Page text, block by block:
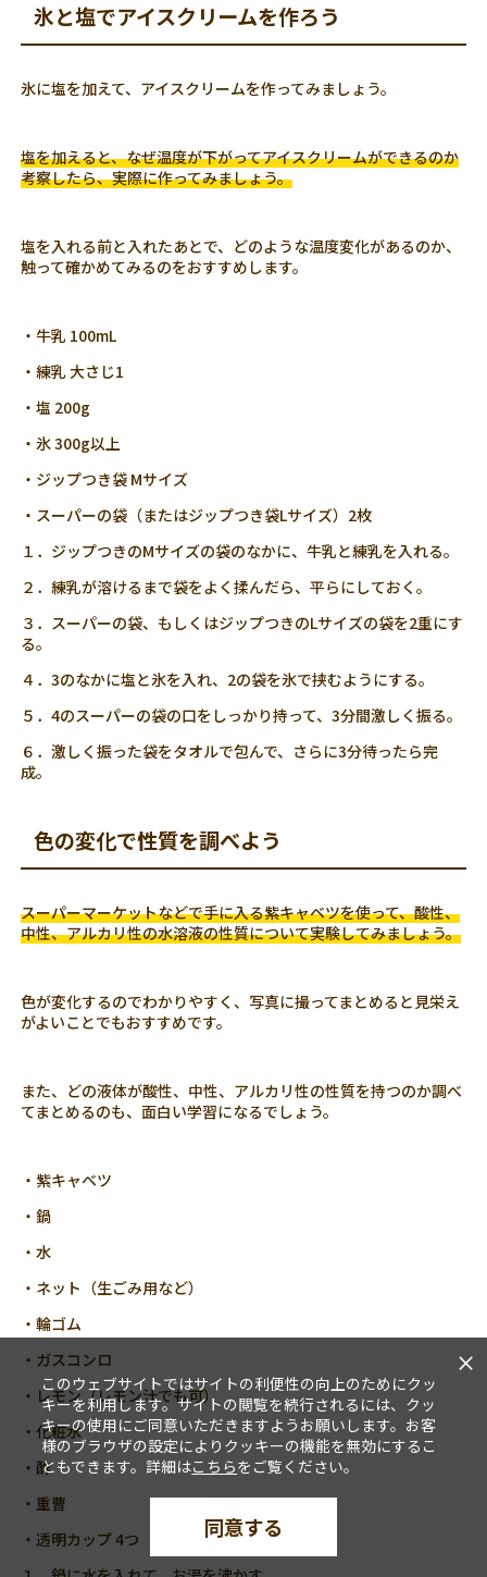
氷と塩でアイスクリームを作ろう
氷に塩を加えて、アイスクリームを作ってみましょう。
塩を加えると、なぜ温度が下がってアイスクリームができるのか
考察したら、実際に作ってみましょう。
塩を入れる前と入れたあとで、どのような温度変化があるのか、
触って確かめてみるのをおすすめします。
・牛乳 100mL
・練乳 大さじ1
・塩 200g
・氷 300g以上
・ジップつき袋 Mサイズ
・スーパーの袋（またはジップつき袋Lサイズ）2枚
１．ジップつきのMサイズの袋のなかに、牛乳と練乳を入れる。
２．練乳が溶けるまで袋をよく揉んだら、平らにしておく。
３．スーパーの袋、もしくはジップつきのLサイズの袋を2重にす
る。
４．3のなかに塩と氷を入れ、2の袋を氷で挟むようにする。
５．4のスーパーの袋の口をしっかり持って、3分間激しく振る。
６．激しく振った袋をタオルで包んで、さらに3分待ったら完
成。
色の変化で性質を調べよう
スーパーマーケットなどで手に入る紫キャベツを使って、酸性、
中性、アルカリ性の水溶液の性質について実験してみましょう。
色が変化するのでわかりやすく、写真に撮ってまとめると見栄え
がよいことでもおすすめです。
また、どの液体が酸性、中性、アルカリ性の性質を持つのか調べ
てまとめるのも、面白い学習になるでしょう。
・紫キャベツ
・鍋
・水
・ネット（生ごみ用など）
・輪ゴム
・ガスコンロ
・レモン（レモン汁でも可）
・化粧水
・酢
・重曹
・透明カップ 4つ
×
このウェブサイトではサイトの利便性の向上のためにクッ
キーを利用します。サイトの閲覧を続行されるには、クッ
キーの使用にご同意いただきますようお願いします。お客
様のブラウザの設定によりクッキーの機能を無効にするこ
ともできます。詳細はこちらをご覧ください。
同意する